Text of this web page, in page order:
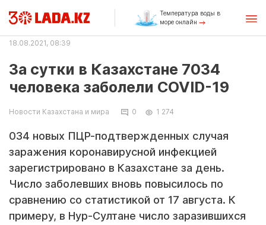
Температура воды в
море онлайн
18.08.2021, 08:39
За сутки в Казахстане 7034
человека заболели COVID-19
Новости Казахстана и мира 0 1 274
034 новых ПЦР-подтвержденных случая
заражения коронавирусной инфекцией
зарегистрировано в Казахстане за день.
Число заболевших вновь повысилось по
сравнению со статистикой от 17 августа. К
примеру, в Нур-Султане число заразившихся